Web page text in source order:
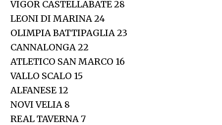
VIGOR CASTELLABATE 28
LEONI DI MARINA 24
OLIMPIA BATTIPAGLIA 23
CANNALONGA 22
ATLETICO SAN MARCO 16
VALLO SCALO 15
ALFANESE 12
NOVI VELIA 8
REAL TAVERNA 7